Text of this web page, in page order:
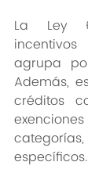
La Ley
agrupa
Además,
créditos
específicos.